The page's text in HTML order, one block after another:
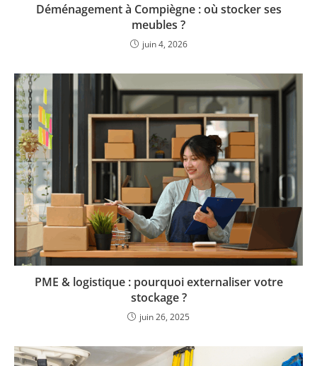
Déménagement à Compiègne : où stocker ses
meubles ?
juin 4, 2026
PME & logistique : pourquoi externaliser votre
stockage ?
juin 26, 2025